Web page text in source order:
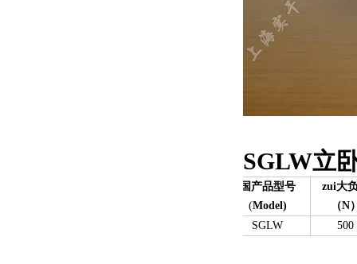
SGLW立
国产品型号
(Model)
zui大
（N
SGLW
500